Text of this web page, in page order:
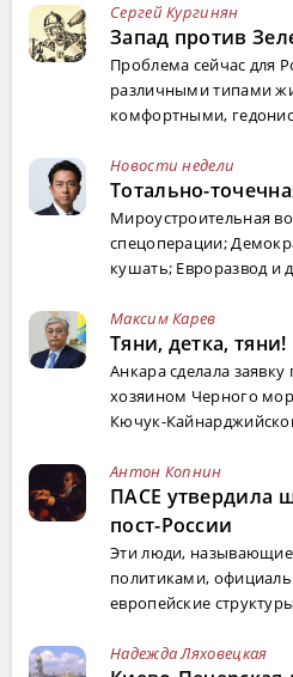
Сергей Кургинян
Запад против
Проблема сейчас для
различными типами
комфортными,
Новости недели
Тотально-
Мироустроительная
спецоперации;
кушать; Евроразвод и
Максим Карев
Тяни, детка, тяни!
Анкара сделала
хозяином Черного
Кючук-
Антон Копнин
ПАСЕ утвердила
пост-России
Эти люди,
политиками,
европейские
Надежда Ляховецкая